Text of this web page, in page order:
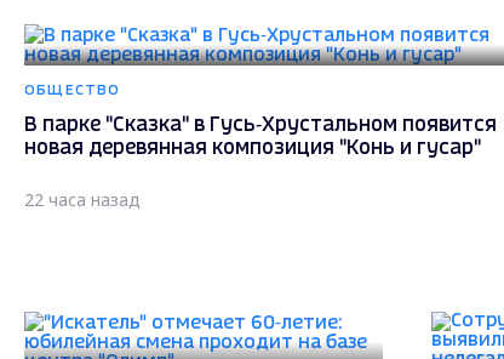
ОБЩЕСТВО
В парке "Сказка" в Гусь‑Хрустальном появится
новая деревянная композиция "Конь и гусар"
22 часа назад